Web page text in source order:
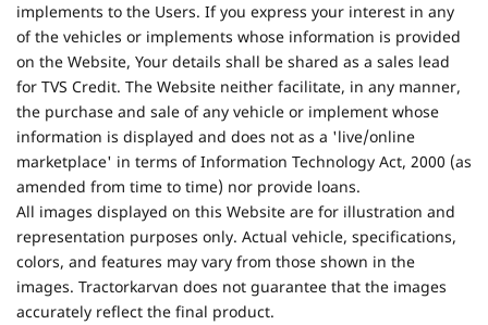
implements to the Users. If you express your interest in any
of the vehicles or implements whose information is provided
on the Website, Your details shall be shared as a sales lead
for TVS Credit. The Website neither facilitate, in any manner,
the purchase and sale of any vehicle or implement whose
information is displayed and does not as a 'live/online
marketplace' in terms of Information Technology Act, 2000 (as
amended from time to time) nor provide loans.
All images displayed on this Website are for illustration and
representation purposes only. Actual vehicle, specifications,
colors, and features may vary from those shown in the
images. Tractorkarvan does not guarantee that the images
accurately reflect the final product.